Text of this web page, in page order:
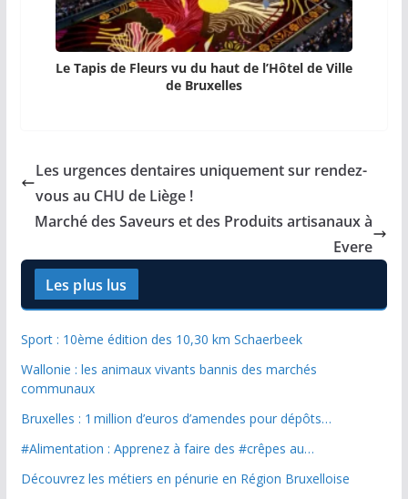
Le Tapis de Fleurs vu du haut de l’Hôtel de Ville
de Bruxelles
Les urgences dentaires uniquement sur rendez-
vous au CHU de Liège !
Marché des Saveurs et des Produits artisanaux à
Evere
Les plus lus
Sport : 10ème édition des 10,30 km Schaerbeek
Wallonie : les animaux vivants bannis des marchés
communaux
Bruxelles : 1 million d’euros d’amendes pour dépôts…
#Alimentation : Apprenez à faire des #crêpes au…
Découvrez les métiers en pénurie en Région Bruxelloise